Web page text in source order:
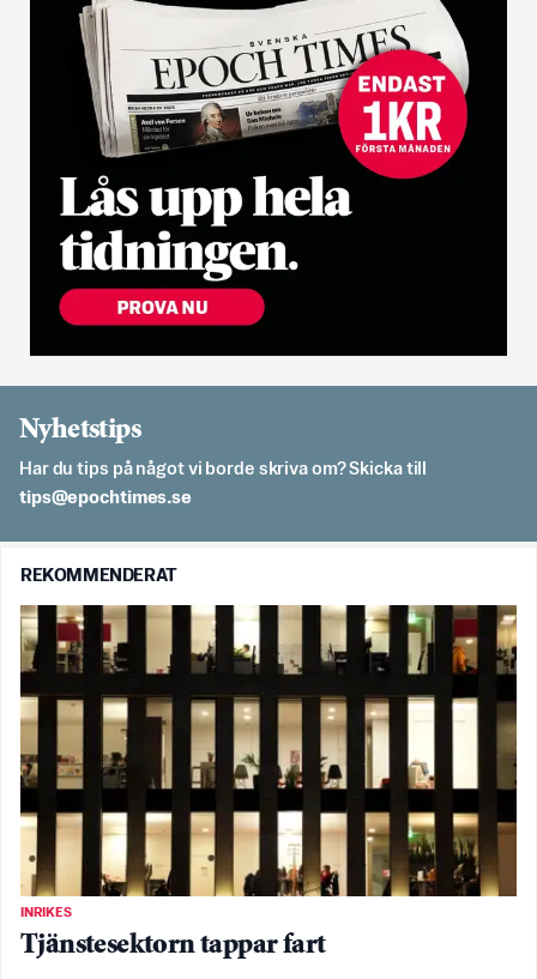
Nyhetstips
Har du tips på något vi borde skriva om? Skicka till
es.semithcope@spit
REKOMMENDERAT
INRIKES
Tjänstesektorn tappar fart